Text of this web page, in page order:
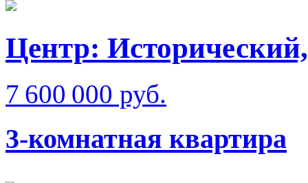
Центр:
7 600 000 руб.
3-комнатная квартира